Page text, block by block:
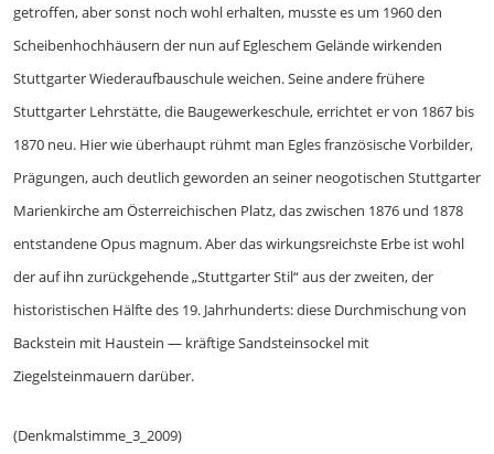
getroffen, aber sonst noch wohl erhalten, musste es um 1960 den
Scheibenhochhäusern der nun auf Egleschem Gelände wirkenden
Stuttgarter Wiederaufbauschule weichen. Seine andere frühere
Stuttgarter Lehrstätte, die Baugewerkeschule, errichtet er von 1867 bis
1870 neu. Hier wie überhaupt rühmt man Egles französische Vorbilder,
Prägungen, auch deutlich geworden an seiner neogotischen Stuttgarter
Marienkirche am Österreichischen Platz, das zwischen 1876 und 1878
entstandene Opus magnum. Aber das wirkungsreichste Erbe ist wohl
der auf ihn zurückgehende „Stuttgarter Stil“ aus der zweiten, der
historistischen Hälfte des 19. Jahrhunderts: diese Durchmischung von
Backstein mit Haustein — kräftige Sandsteinsockel mit
Ziegelsteinmauern darüber.
(Denkmalstimme_3_2009)